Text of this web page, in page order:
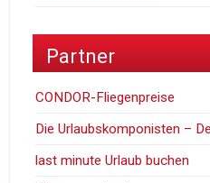
Partner
CONDOR-Fliegenpreise
Die Urlaubskomponisten –
last minute Urlaub buchen